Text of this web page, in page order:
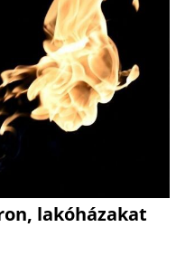
lakóházakat